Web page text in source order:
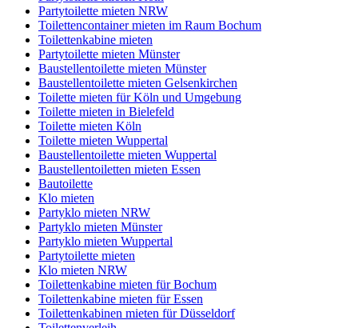
Partytoilette mieten NRW
Toilettencontainer mieten im Raum Bochum
Toilettenkabine mieten
Partytoilette mieten Münster
Baustellentoilette mieten Münster
Baustellentoilette mieten Gelsenkirchen
Toilette mieten für Köln und Umgebung
Toilette mieten in Bielefeld
Toilette mieten Köln
Toilette mieten Wuppertal
Baustellentoilette mieten Wuppertal
Baustellentoiletten mieten Essen
Bautoilette
Klo mieten
Partyklo mieten NRW
Partyklo mieten Münster
Partyklo mieten Wuppertal
Partytoilette mieten
Klo mieten NRW
Toilettenkabine mieten für Bochum
Toilettenkabine mieten für Essen
Toilettenkabinen mieten für Düsseldorf